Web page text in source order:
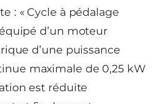
: « Cycle à pédalage
d’un moteur
d’une puissance
maximale de 0,25 kW
est réduite